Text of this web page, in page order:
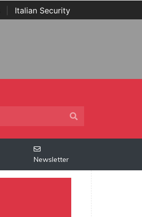
Italian Security
Newsletter